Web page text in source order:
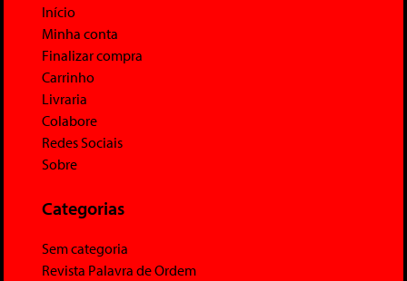
Início
Minha conta
Finalizar compra
Carrinho
Livraria
Colabore
Redes Sociais
Sobre
Categorias
Sem categoria
Revista Palavra de Ordem